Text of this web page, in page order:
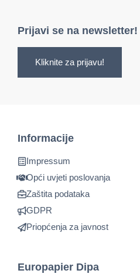
Prijavi se na newsletter!
Kliknite za prijavu!
Informacije
Impressum
Opći uvjeti poslovanja
Zaštita podataka
GDPR
Priopćenja za javnost
Europapier Dipa